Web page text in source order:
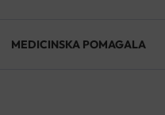
MEDICINSKA POMAGALA